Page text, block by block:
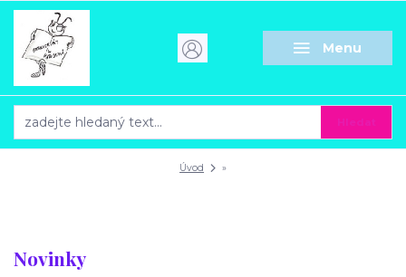
Menu
Úvod »
Novinky